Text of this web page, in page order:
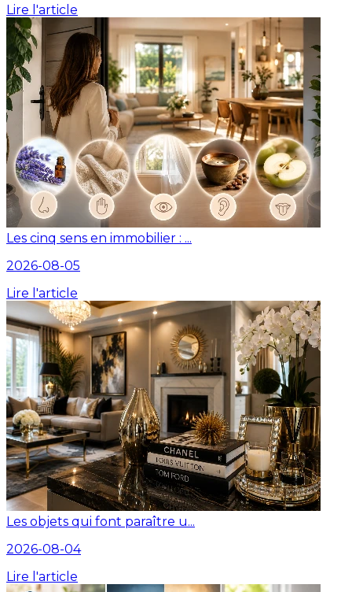
Lire l'article
Les cinq sens en immobilier : ...
2026-08-05
Lire l'article
Les objets qui font paraître u...
2026-08-04
Lire l'article